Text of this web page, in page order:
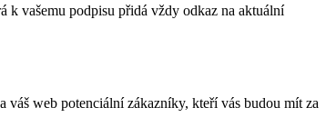
k vašemu podpisu přidá vždy odkaz na aktuální
váš web potenciální zákazníky, kteří vás budou mít za